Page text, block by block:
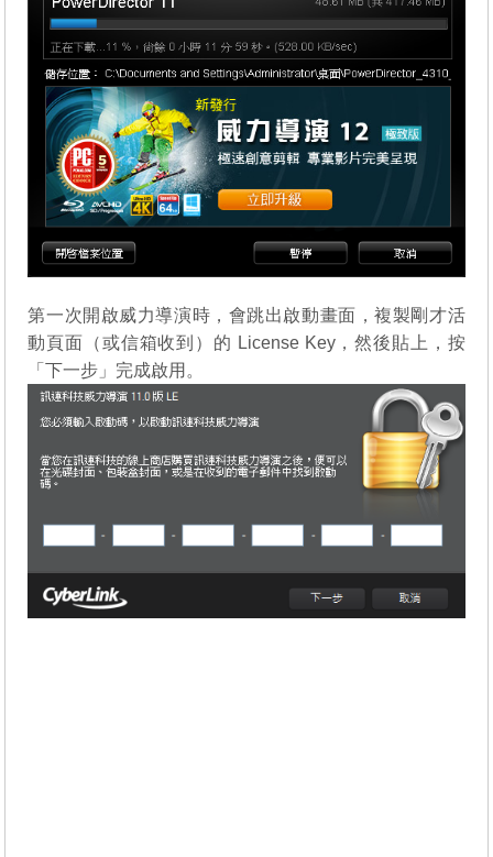
第一次開啟威力導演時，會跳出啟動畫面，複製剛才活
動頁面（或信箱收到）的 License Key，然後貼上，按
「下一步」完成啟用。